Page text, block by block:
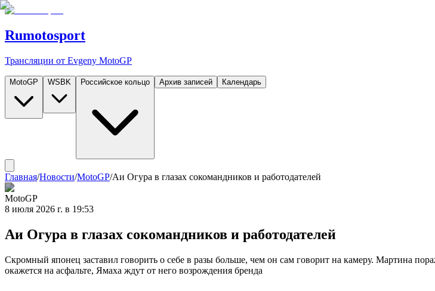
Rumotosport
Трансляции от Evgeny MotoGP
MotoGP WSBK Российское кольцо Архив записей Календарь
Главная/Новости/MotoGP/Аи Огура в глазах сокомандников и работодателей
MotoGP
8 июля 2026 г. в 19:53
Аи Огура в глазах сокомандников и работодателей
Скромный японец заставил говорить о себе в разы больше, чем он сам говорит на камеру. Мартина
окажется на асфальте, Ямаха ждут от него возрождения бренда